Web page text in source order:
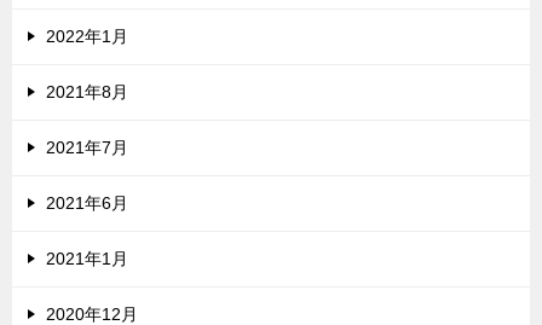
2022年1月
2021年8月
2021年7月
2021年6月
2021年1月
2020年12月